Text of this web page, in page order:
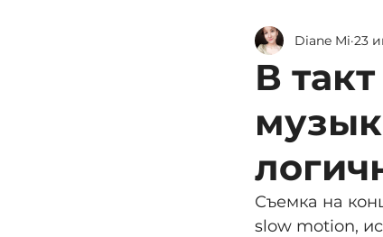
Блог о продакшене
В
Diane Mi 23
Съемка на
slow motion,